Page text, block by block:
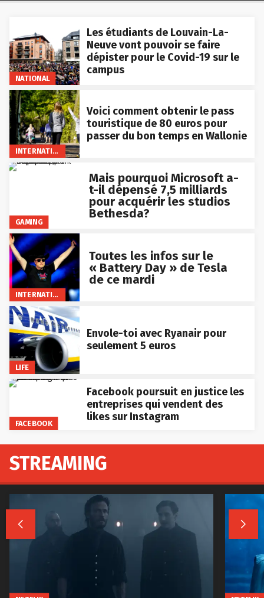
NATIONAL
Les étudiants de Louvain-La-
Neuve vont pouvoir se faire
dépister pour le Covid-19 sur le
campus
INTERNATIONAL
Voici comment obtenir le pass
touristique de 80 euros pour
passer du bon temps en Wallonie
GAMING
Mais pourquoi Microsoft a-
t-il dépensé 7,5 milliards
pour acquérir les studios
Bethesda?
INTERNATIONAL
Toutes les infos sur le
« Battery Day » de Tesla
de ce mardi
LIFE
Envole-toi avec Ryanair pour
seulement 5 euros
FACEBOOK
Facebook poursuit en justice les
entreprises qui vendent des
likes sur Instagram
STREAMING
 